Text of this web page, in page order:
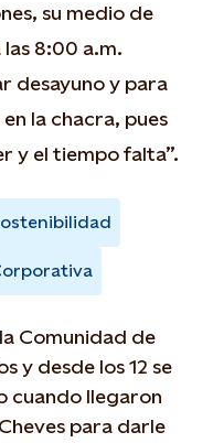
su medio de
8:00 a.m.
desayuno y para
la chacra, pues
y el tiempo falta”.
Comunidad de
y desde los 12 se
cuando llegaron
para darle